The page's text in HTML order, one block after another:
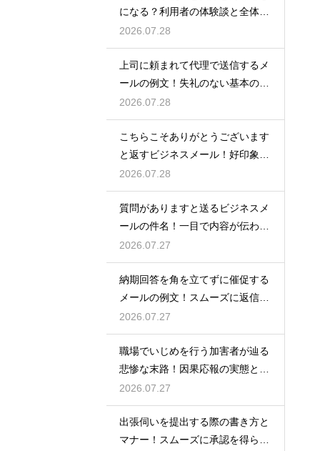
になる？利用者の体験談と全体の
流れ
2026.07.28
上司に頼まれて代理で送信するメ
ールの例文！失礼のない基本の書
き方
2026.07.28
こちらこそありがとうございます
と返すビジネスメール！好印象な
例文
2026.07.28
質問がありますと送るビジネスメ
ールの件名！一目で内容が伝わる
書き方
2026.07.27
納期回答を角を立てずに催促する
メールの例文！スムーズに返信を
もらう術
2026.07.27
職場でいじめを行う加害者が辿る
悲惨な末路！因果応報の実態と身
の守り方
2026.07.27
出張伺いを提出する際の書き方と
マナー！スムーズに承認を得られ